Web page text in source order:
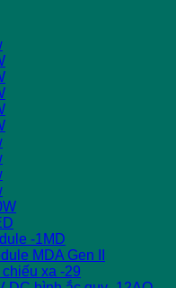
-1MD
MDA Gen II
xa -29